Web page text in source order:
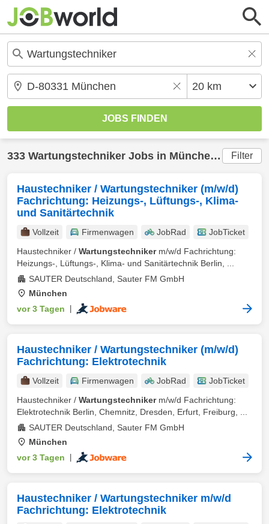
333 Wartungstechniker Jobs in München (20 km)
Filter
Haustechniker / Wartungstechniker (m/w/d)
Fachrichtung: Heizungs-, Lüftungs-, Klima-
und Sanitärtechnik
Vollzeit Firmenwagen JobRad
JobTicket
Haustechniker / Wartungstechnikerm/w/d Fachrichtung:
Heizungs-, Lüftungs-, Klima- und Sanitärtechnik Berlin, ...
SAUTER Deutschland, Sauter FM GmbH
München
vor 3 Tagen
Haustechniker / Wartungstechniker (m/w/d)
Fachrichtung: Elektrotechnik
Vollzeit Firmenwagen JobRad
JobTicket
Haustechniker / Wartungstechnikerm/w/d Fachrichtung:
Elektrotechnik Berlin, Chemnitz, Dresden, Erfurt, Freiburg, ...
SAUTER Deutschland, Sauter FM GmbH
München
vor 3 Tagen
Haustechniker / Wartungstechniker m/w/d
Fachrichtung: Elektrotechnik